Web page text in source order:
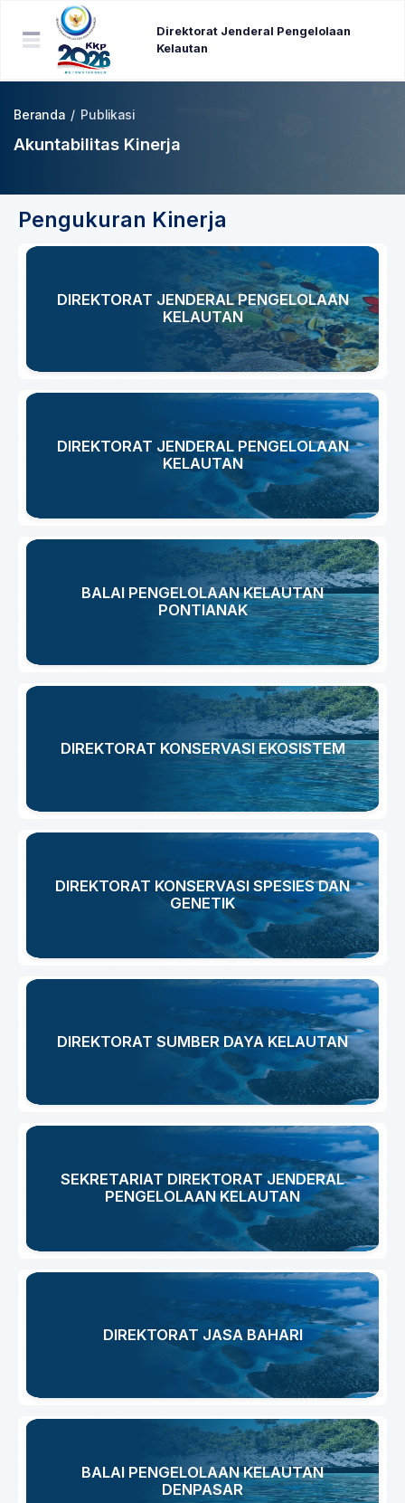
Direktorat Jenderal Pengelolaan
Kelautan
Beranda / Publikasi
Akuntabilitas Kinerja
Pengukuran Kinerja
DIREKTORAT JENDERAL PENGELOLAAN
KELAUTAN
DIREKTORAT JENDERAL PENGELOLAAN
KELAUTAN
BALAI PENGELOLAAN KELAUTAN
PONTIANAK
DIREKTORAT KONSERVASI EKOSISTEM
DIREKTORAT KONSERVASI SPESIES DAN
GENETIK
DIREKTORAT SUMBER DAYA KELAUTAN
SEKRETARIAT DIREKTORAT JENDERAL
PENGELOLAAN KELAUTAN
DIREKTORAT JASA BAHARI
BALAI PENGELOLAAN KELAUTAN
DENPASAR